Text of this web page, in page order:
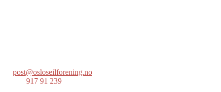
post@osloseilforening.no
917 91 239